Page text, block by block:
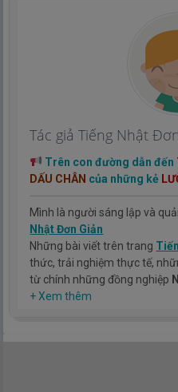
Tác giả Tiếng Nhật
Trên con đường dẫn đến
DẤU CHÂN của những kẻ
Mình là người sáng lập và
Nhật Đơn Giản
Những bài viết trên trang
thức, trải nghiệm thực tế,
từ chính những đồng nghiệp
Hy vọng rằng kinh nghiệm
+ Xem thêm